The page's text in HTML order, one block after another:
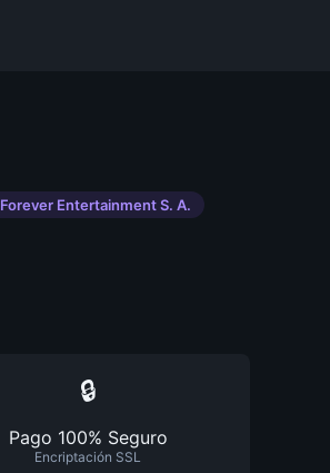
Forever Entertainment S. A.
🔒
Pago 100% Seguro
Encriptación SSL